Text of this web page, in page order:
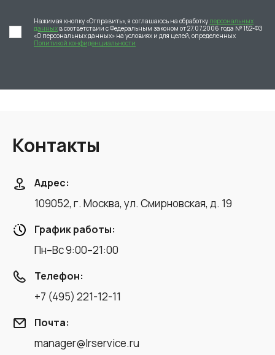
Нажимая кнопку «Отправить», я соглашаюсь на обработку персональных
данных в соответствии с Федеральным законом от 27.07.2006 года № 152-ФЗ
«О персональных данных» на условиях и для целей, определенных
Политикой конфиденциальности
Контакты
Адрес:
109052, г. Москва, ул. Смирновская, д. 19
График работы:
Пн–Вс 9:00–21:00
Телефон:
+7 (495) 221-12-11
Почта:
manager@lrservice.ru